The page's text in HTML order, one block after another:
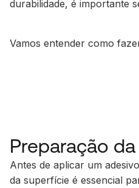
durabilidade, é importante
Vamos entender como
Preparação
Antes de aplicar um
da superfície é essencial